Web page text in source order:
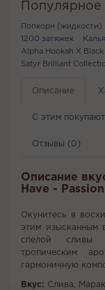
Популярное
Попкорн (жидкости)
1200 затяжек
Alpha Hookah X Black
Satyr Brilliant
Описание
С этим покупают
Отзывы (0)
Описание
Have -
Окунитесь в
этим изысканным
спелой сливы
тропическим
гармоничную
Вкус: Слива,